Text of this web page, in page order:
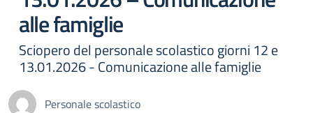
alle famiglie
Sciopero del personale scolastico giorni 12 e
13.01.2026 - Comunicazione alle famiglie
Personale scolastico